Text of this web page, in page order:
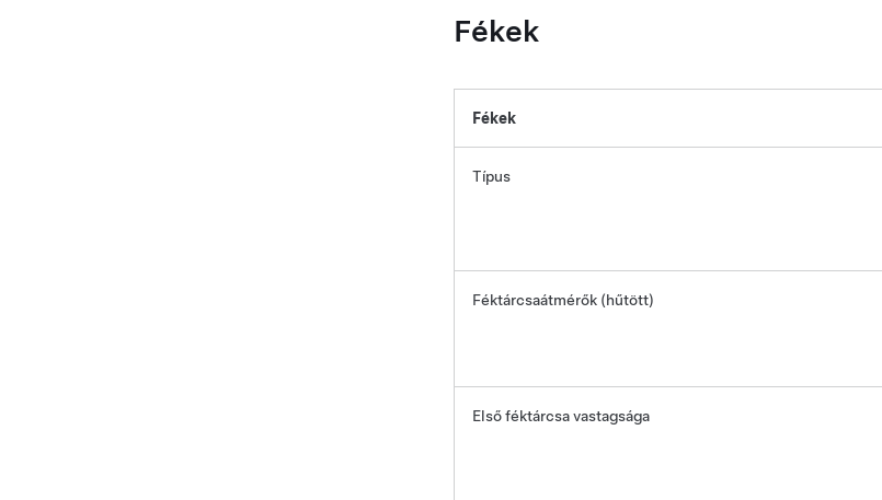
Fékek
Fékek
Típus
Féktárcsaátmérők (hűtött)
Első féktárcsa vastagsága